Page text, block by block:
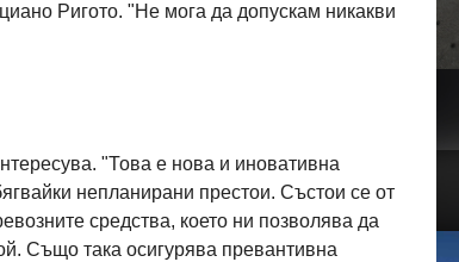
Ригото. "Не мога да допускам никакви
"Това е нова и иновативна
непланирани престои. Състои се от
средства, което ни позволява да
Също така осигурява превантивна